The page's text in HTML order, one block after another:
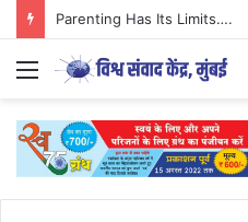
Parenting Has Its Limits….
Menu